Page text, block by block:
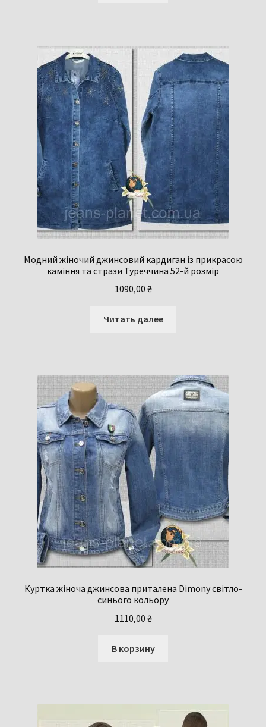
Модний жіночий джинсовий кардиган із прикрасою
каміння та стрази Туреччина 52-й розмір
1090,00 ₴
Читать далее
Куртка жіноча джинсова приталена Dimony світло-
синього кольору
1110,00 ₴
В корзину